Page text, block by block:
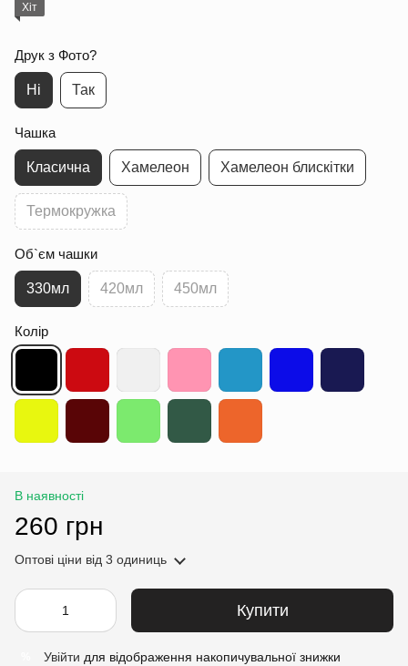
Хіт
Друк з Фото?
Ні Так
Чашка
Класична Хамелеон Хамелеон блискітки
Термокружка
Об`єм чашки
330мл 420мл 450мл
Колір
В наявності
260 грн
Оптові ціни від 3 одиниць
Купити
Увійти для відображення накопичувальної знижки